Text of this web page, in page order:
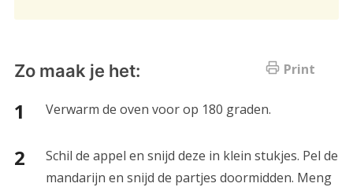
Print
Zo maak je het:
Verwarm de oven voor op 180 graden.
Schil de appel en snijd deze in klein stukjes. Pel de
mandarijn en snijd de partjes doormidden. Meng